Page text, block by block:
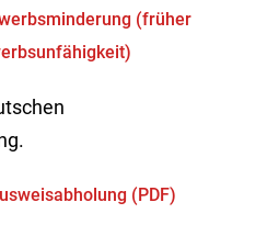
(früher
(PDF)